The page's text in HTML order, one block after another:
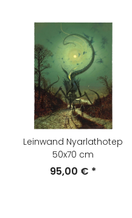
Leinwand Nyarlathotep
50x70 cm
95,00 € *